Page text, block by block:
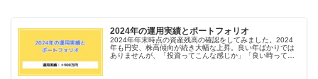
2024年の運用実績とポートフォリオ
2024年年末時点の資産残高の確認をしてみました。2024
年も円安、株高傾向が続き大幅な上昇。良い年ばかりでは
ありませんが、「投資ってこんな感じか」「良い時ってこ